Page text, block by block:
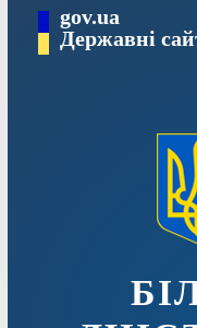
вмісту
gov.ua
Державні